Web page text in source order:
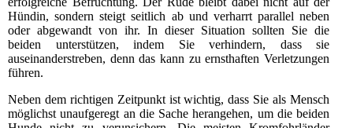
Hündin, sondern steigt seitlich ab und verharrt parallel neben
oder abgewandt von ihr. In dieser Situation sollten Sie die
beiden unterstützen, indem Sie verhindern, dass sie
auseinanderstreben, denn das kann zu ernsthaften Verletzungen
führen.
Neben dem richtigen Zeitpunkt ist wichtig, dass Sie als Mensch
möglichst unaufgeregt an die Sache herangehen, um die beiden